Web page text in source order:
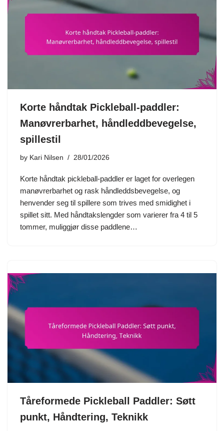
Korte håndtak Pickleball-paddler:
Manøvrerbarhet, håndleddbevegelse,
spillestil
by Kari Nilsen 28/01/2026
Korte håndtak pickleball-paddler er laget for overlegen
manøvrerbarhet og rask håndleddsbevegelse, og
henvender seg til spillere som trives med smidighet i
spillet sitt. Med håndtakslengder som varierer fra 4 til 5
tommer, muliggjør disse paddlene…
Tåreformede Pickleball Paddler: Søtt
punkt, Håndtering, Teknikk